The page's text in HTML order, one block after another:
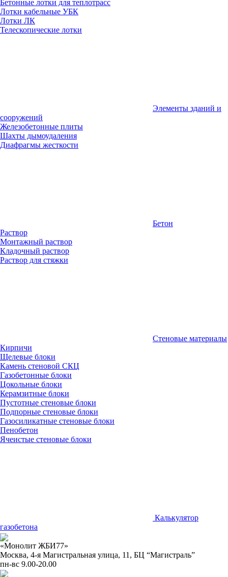
Бетонные лотки для теплотрасс
Лотки кабельные УБК
Лотки ЛК
Телескопические лотки
Элементы зданий и
сооружений
Железобетонные плиты
Шахты дымоудаления
Диафрагмы жесткости
Бетон
Раствор
Монтажный раствор
Кладочный раствор
Раствор для стяжки
Стеновые материалы
Кирпичи
Щелевые блоки
Камень стеновой СКЦ
Газобетонные блоки
Цокольные блоки
Керамзитные блоки
Пустотные стеновые блоки
Подпорные стеновые блоки
Газосиликатные стеновые блоки
Пенобетон
Ячеистые стеновые блоки
Калькулятор
газобетона
«Монолит ЖБИ77»
Москва, 4-я Магистральная улица, 11, ​БЦ “Магистраль”
пн-вс 9.00-20.00